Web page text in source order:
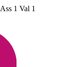
Ass 1 Val 1